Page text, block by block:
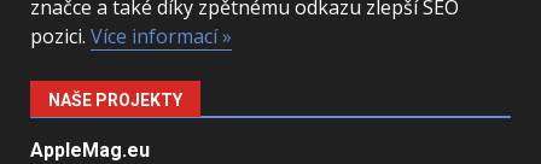
značce a také díky zpětnému odkazu zlepší SEO
pozici. Více informací »
NAŠE PROJEKTY
AppleMag.eu